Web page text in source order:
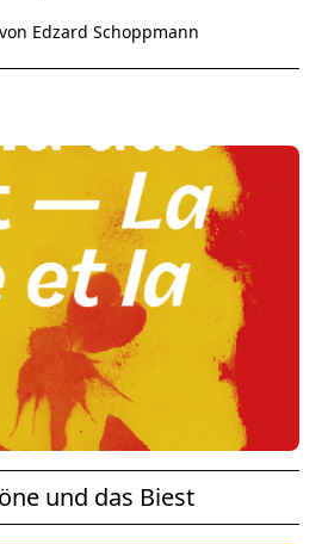
Edzard Schoppmann
und das Biest